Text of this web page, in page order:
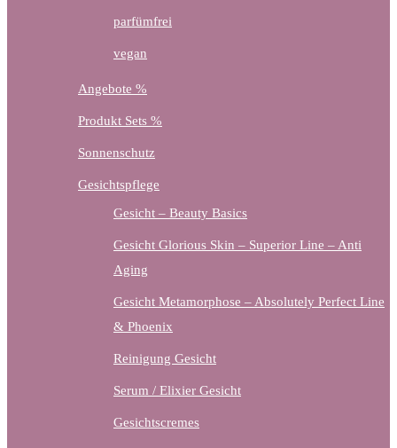
parfümfrei
vegan
Angebote %
Produkt Sets %
Sonnenschutz
Gesichtspflege
Gesicht – Beauty Basics
Gesicht Glorious Skin – Superior Line – Anti
Aging
Gesicht Metamorphose – Absolutely Perfect Line
& Phoenix
Reinigung Gesicht
Serum / Elixier Gesicht
Gesichtscremes